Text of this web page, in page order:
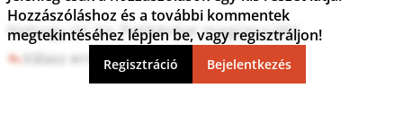
Nehogy mi kis Petikénket megijesszék!
Válasz erre 0 0
Hozzászóláshoz és a további kommentek
megtekintéséhez lépjen be, vagy regisztráljon!
Regisztráció Bejelentkezés